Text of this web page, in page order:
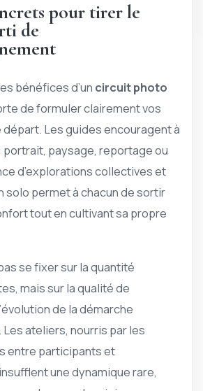
pour tirer le
de
bénéfices d’un circuit photo
de formuler clairement vos
Les guides encouragent à
portrait, paysage, reportage ou
d’explorations collectives et
solo permet à chacun de sortir
tout en cultivant sa propre
se fixer sur la quantité
mais sur la qualité de
de la démarche
ateliers, nourris par les
entre participants et
une dynamique rare,